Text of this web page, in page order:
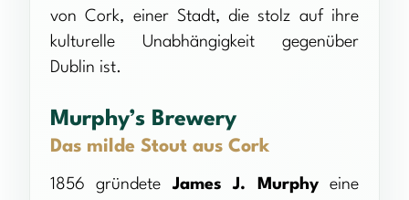
von Cork, einer Stadt, die stolz auf ihre
kulturelle Unabhängigkeit gegenüber
Dublin ist.
Murphy’s Brewery
Das milde Stout aus Cork
1856 gründeteJames J. Murphyeine